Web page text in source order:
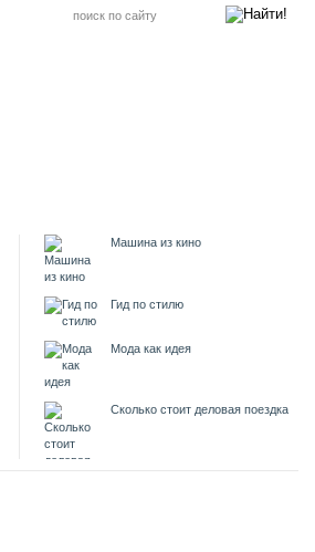
Машина из кино
Гид по стилю
Мода как идея
Сколько стоит деловая поездка